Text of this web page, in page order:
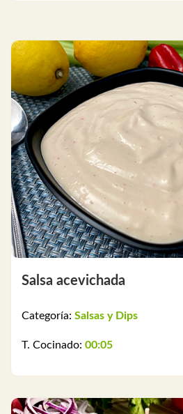
Salsa acevichada
Categoría: Salsas y Dips
T. Cocinado: 00:05